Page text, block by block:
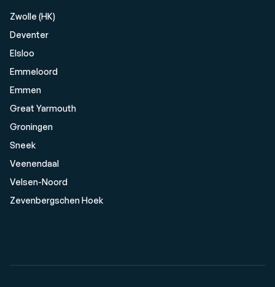
Zwolle (HK)
Deventer
Elsloo
Emmeloord
Emmen
Great Yarmouth
Groningen
Sneek
Veenendaal
Velsen-Noord
Zevenbergschen Hoek